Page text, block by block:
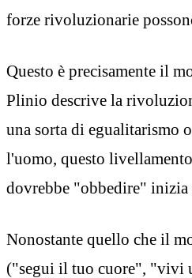
forze rivoluzionarie
Questo è precisamente il
Plinio descrive la
una sorta di egualitarismo
l'uomo, questo
dovrebbe "obbedire" inizia
Nonostante quello che il
("segui il tuo cuore", "vivi